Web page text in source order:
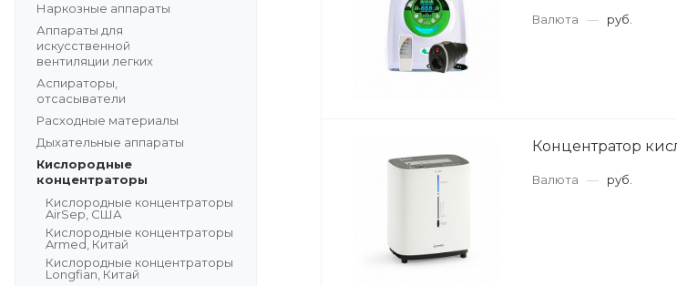
Наркозные аппараты
Аппараты для
искусственной
вентиляции легких
Аспираторы,
отсасыватели
Расходные материалы
Дыхательные аппараты
Кислородные
концентраторы
Кислородные концентраторы
AirSep, США
Кислородные концентраторы
Armed, Китай
Кислородные концентраторы
Longfian, Китай
Валюта — руб.
Концентратор
Валюта — руб.